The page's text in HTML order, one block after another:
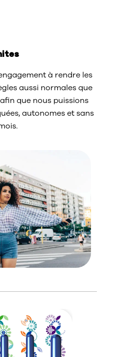
à rendre les
aussi normales que
que nous puissions
autonomes et sans